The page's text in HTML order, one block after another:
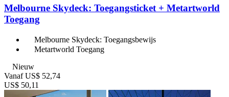
Melbourne Skydeck: Toegangsticket + Metartworld
Toegang
Melbourne Skydeck: Toegangsbewijs
Metartworld Toegang
Nieuw
Vanaf US$ 52,74
US$ 50,11